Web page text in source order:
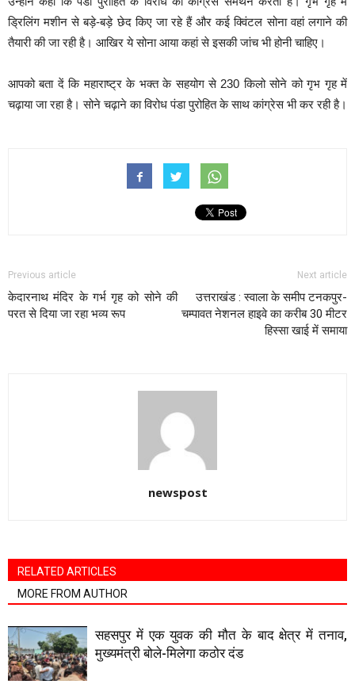
ड्रिलिंग मशीन से बड़े-बड़े छेद किए जा रहे हैं और कई क्विंटल सोना वहां लगाने की
तैयारी की जा रही है। आखिर ये सोना आया कहां से इसकी जांच भी होनी चाहिए।
आपको बता दें कि महाराष्ट्र के भक्त के सहयोग से 230 किलो सोने को गृभ गृह में
चढ़ाया जा रहा है। सोने चढ़ाने का विरोध पंडा पुरोहित के साथ कांग्रेस भी कर रही है।
Previous article
केदारनाथ मंदिर के गर्भ गृह को सोने की
परत से दिया जा रहा भव्य रूप
Next article
उत्तराखंड : स्वाला के समीप टनकपुर-
चम्पावत नेशनल हाइवे का करीब 30 मीटर
हिस्सा खाई में समाया
newspost
RELATED ARTICLES
MORE FROM AUTHOR
सहसपुर में एक युवक की मौत के बाद क्षेत्र में तनाव,
मुख्यमंत्री बोले-मिलेगा कठोर दंड